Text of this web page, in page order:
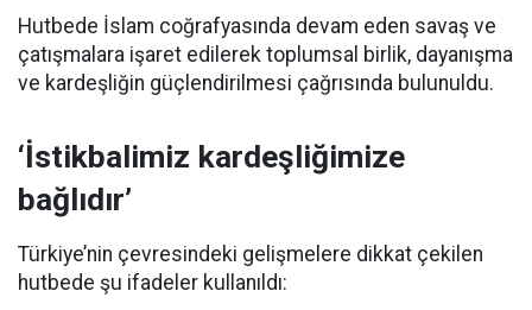
Hutbede İslam coğrafyasında devam eden savaş ve
çatışmalara işaret edilerek toplumsal birlik, dayanışma
ve kardeşliğin güçlendirilmesi çağrısında bulunuldu.
‘İstikbalimiz kardeşliğimize
bağlıdır’
Türkiye’nin çevresindeki gelişmelere dikkat çekilen
hutbede şu ifadeler kullanıldı: